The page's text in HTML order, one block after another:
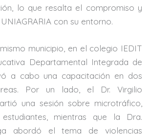
lo que resalta el compromiso y
con su entorno.
municipio, en el colegio IEDIT
Departamental Integrada de
a cabo una capacitación en dos
Por un lado, el Dr. Virgilio
una sesión sobre microtráfico,
mientras que la Dra.
abordó el tema de violencias